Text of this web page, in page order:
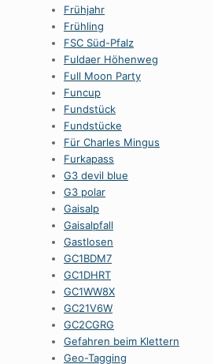
Frühjahr
Frühling
FSC Süd-Pfalz
Fuldaer Höhenweg
Full Moon Party
Funcup
Fundstück
Fundstücke
Für Charles Mingus
Furkapass
G3 devil blue
G3 polar
Gaisalp
Gaisalpfall
Gastlosen
GC1BDM7
GC1DHRT
GC1WW8X
GC21V6W
GC2CGRG
Gefahren beim Klettern
Geo-Tagging